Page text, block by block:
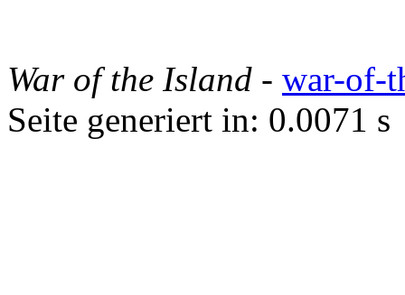
War of the Island - war-of-
Seite generiert in: 0.0071 s